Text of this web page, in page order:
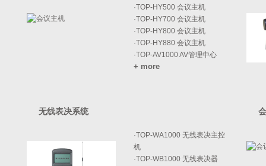
·TOP-HY500 会议主机
·TOP-HY700 会议主机
·TOP-HY800 会议主机
·TOP-HY880 会议主机
·TOP-AV1000 AV管理中心
+ more
无线表决系统
·TOP-WA1000 无线表决主控
机
·TOP-WB1000 无线表决器